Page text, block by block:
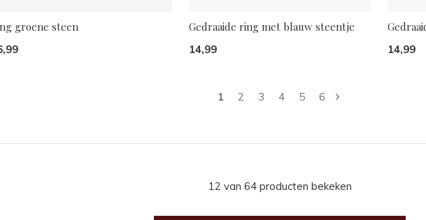
groene steen Gedraaide ring met blauw steentje
14,99 14,99
1 2 3 4 5 6
12 van 64 producten bekeken